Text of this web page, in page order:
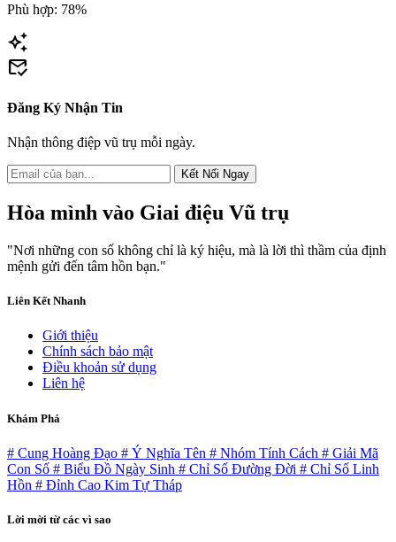
Phù hợp: 78%
auto_awesome
mark_email_read
Đăng Ký Nhận Tin
Nhận thông điệp vũ trụ mỗi ngày.
Kết Nối Ngay
Hòa mình vào Giai điệu Vũ trụ
"Nơi những con số không chỉ là ký hiệu, mà là lời thì thầm của định
mệnh gửi đến tâm hồn bạn."
Liên Kết Nhanh
Giới thiệu
Chính sách bảo mật
Điều khoản sử dụng
Liên hệ
Khám Phá
# Cung Hoàng Đạo # Ý Nghĩa Tên # Nhóm Tính Cách # Giải Mã
Con Số # Biểu Đồ Ngày Sinh # Chỉ Số Đường Đời # Chỉ Số Linh
Hồn # Đỉnh Cao Kim Tự Tháp
Lời mời từ các vì sao